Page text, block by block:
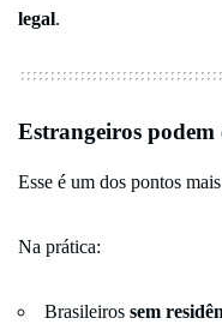
legal.
Estrangeiros
Esse é um dos pontos
Na prática:
Brasileirossem